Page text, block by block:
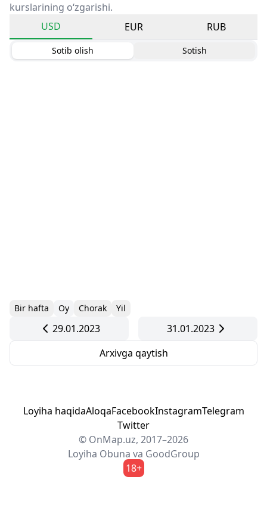
kurslarining o‘zgarishi.
USD
EUR RUB
Sotib olish Sotish
Bir hafta Oy Chorak Yil
29.01.2023
31.01.2023
Arxivga qaytish
Loyiha haqidaAloqaFacebookInstagramTelegram
Twitter
© OnMap.uz, 2017–2026
Loyiha Obuna va GoodGroup
18+